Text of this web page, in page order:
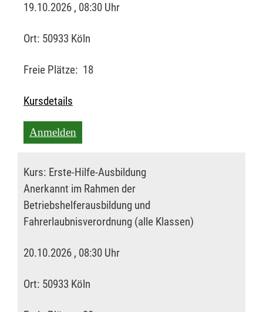
19.10.2026 , 08:30 Uhr
Ort: 50933 Köln
Freie Plätze: 18
Kursdetails
Anmelden
Kurs: Erste-Hilfe-Ausbildung
Anerkannt im Rahmen der
Betriebshelferausbildung und
Fahrerlaubnisverordnung (alle Klassen)
20.10.2026 , 08:30 Uhr
Ort: 50933 Köln